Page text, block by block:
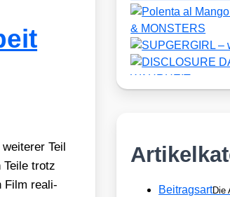
Teil
trotz
Film rea­li­
BeitragsartDie